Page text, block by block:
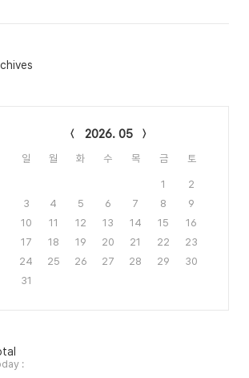
2026. 05
일 월 화 수 목 금 토
1
2
3
4 5 6 7 8
9
10
11 12 13 14 15
16
17
18 19 20 21 22
23
24
25 26 27 28 29
30
31
: